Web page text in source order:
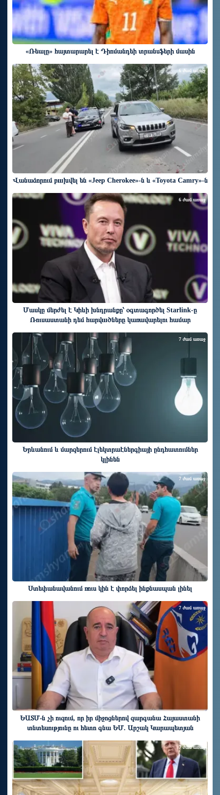
«Ռեալը» հայտարարել է Դիոմանդեի տրանսֆերի մասին
Վանաձորում բшխվել են «Jeep Cherokee»-ն և «Toyota Camry»-ն
6 ժամ առաջ
Մասկը մերժել է Կիևի խնդրանքը՝ օգտագործել Starlink-ը
Ռուսաստանի դեմ հարվшծները կառավարելու համար
6 ժամ առաջ
Երևանում և մարզերում էլեկտրաէներգիայի ընդհատումներ
կլինեն
7 ժամ առաջ
Ստեփանավանում ռուս կին է փորձել ինքնասպան լինել
7 ժամ առաջ
ԵԱՏՄ֊ն չի ուզում, որ իր միջոցներով զարգանա Հայաստանի
տնտեսությունը ու հետո գնա ԵՄ. Արշակ Կարապետյան
7 ժամ առաջ
7 ժամ առաջ